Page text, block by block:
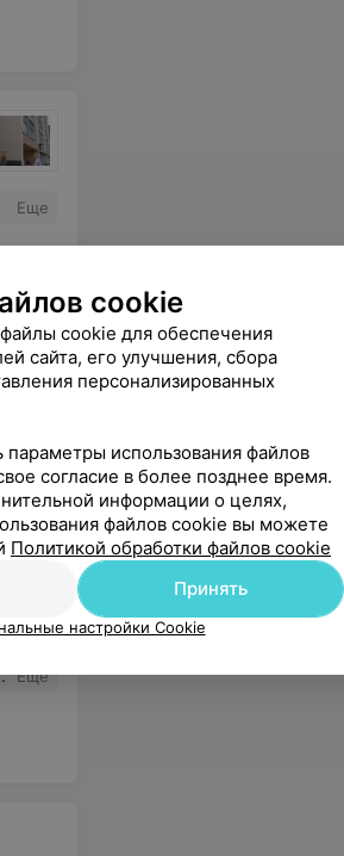
Еще
Еще
cookie
cookie для обеспечения
сайта, его улучшения, сбора
персонализированных
использования файлов
согласие в более позднее время.
информации о целях,
файлов cookie вы можете
Политикой обработки файлов cookie
Принять
настройки Cookie